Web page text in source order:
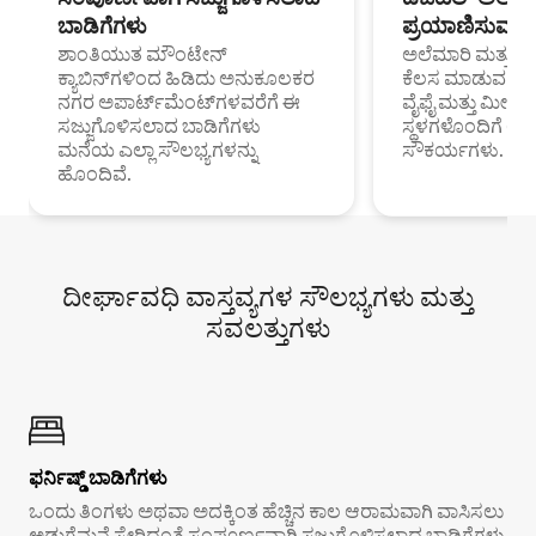
ಬಾಡಿಗೆಗಳು
ಶಾಂತಿಯುತ ಮೌಂಟೇನ್
ಕ್ಯಾಬಿನ್‌ಗಳಿಂದ ಹಿಡಿದು ಅನುಕೂಲಕರ
ನಗರ ಅಪಾರ್ಟ್‌ಮೆಂಟ್‌ಗಳವರೆಗೆ ಈ
ಸಜ್ಜುಗೊಳಿಸಲಾದ ಬಾಡಿಗೆಗಳು
ಮನೆಯ ಎಲ್ಲಾ ಸೌಲಭ್ಯಗಳನ್ನು
ಹೊಂದಿವೆ.
ಪ್ರಯಾಣಿಸುವ
ಅಲೆಮಾರಿ ಮತ್ತು
ಕೆಲಸ ಮಾಡುವ
ವೈಫೈ ಮತ್ತು
ಸ್ಥಳಗಳೊಂದಿಗೆ
ಸೌಕರ್ಯಗಳು.
ದೀರ್ಘಾವಧಿ ವಾಸ್ತವ್ಯಗಳ ಸೌಲಭ್ಯಗಳು ಮತ್ತು
ಸವಲತ್ತುಗಳು
ಫರ್ನಿಷ್ಡ್ ಬಾಡಿಗೆಗಳು
ಒಂದು ತಿಂಗಳು ಅಥವಾ ಅದಕ್ಕಿಂತ ಹೆಚ್ಚಿನ ಕಾಲ ಆರಾಮವಾಗಿ ವಾಸಿಸಲು